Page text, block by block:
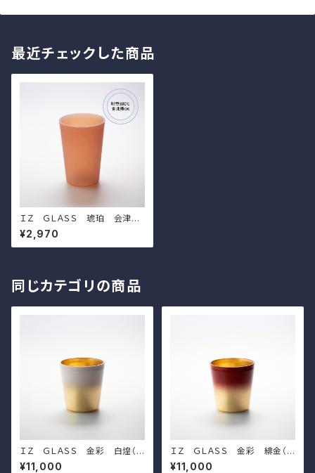
最近チェックした商品
ＩＺ ＧＬＡＳＳ 琥珀 会津塗
（ｔａｌｌ）
¥2,970
同じカテゴリの商品
ＩＺ ＧＬＡＳＳ 金彩 白煌（ｓ
ｈｏｒｔ）
¥11,000
ＩＺ ＧＬＡＳＳ 金彩 緋金（ｓ
ｈｏｒｔ）
¥11,000